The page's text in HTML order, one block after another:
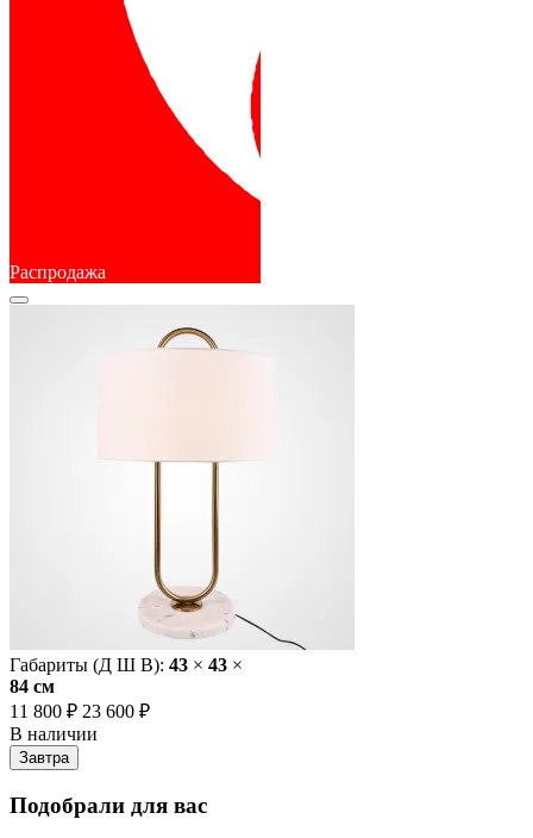
Распродажа
Габариты (Д Ш В): 43 × 43 ×
84 cм
11 800 ₽ 23 600 ₽
В наличии
Завтра
Подобрали для вас